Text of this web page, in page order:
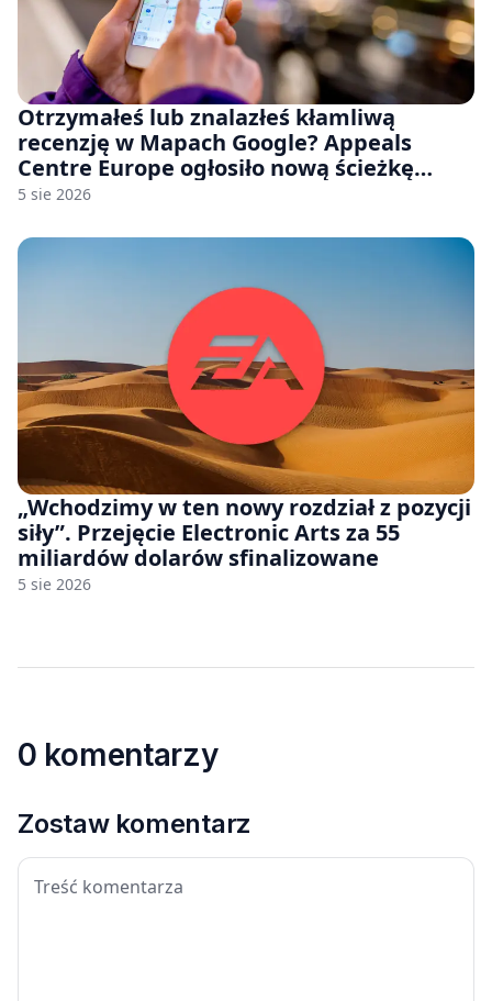
Otrzymałeś lub znalazłeś kłamliwą
recenzję w Mapach Google? Appeals
Centre Europe ogłosiło nową ścieżkę
odwoławczą dla firm i konsumentów
5 sie 2026
„Wchodzimy w ten nowy rozdział z pozycji
siły”. Przejęcie Electronic Arts za 55
miliardów dolarów sfinalizowane
5 sie 2026
0 komentarzy
Zostaw komentarz